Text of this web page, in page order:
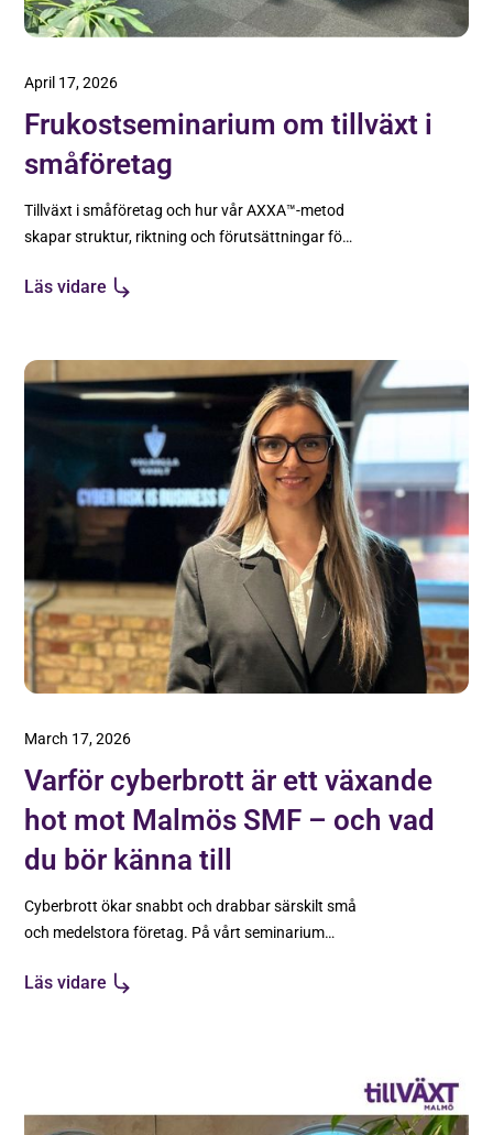
April 17, 2026
Frukostseminarium om tillväxt i
småföretag
Tillväxt i småföretag och hur vår AXXA™-metod
skapar struktur, riktning och förutsättningar för
Läs vidare
March 17, 2026
Varför cyberbrott är ett växande
hot mot Malmös SMF – och vad
du bör känna till
Cyberbrott ökar snabbt och drabbar särskilt små
och medelstora företag. På vårt seminarium
dag är avgörande för verksamhetens
Läs vidare